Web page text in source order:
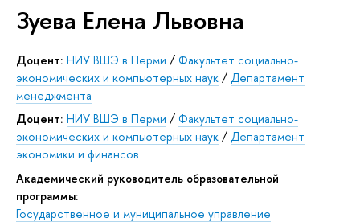
Зуева Елена Львовна
Доцент: НИУ ВШЭ в Перми / Факультет социально-
экономических и компьютерных наук / Департамент
менеджмента
Доцент: НИУ ВШЭ в Перми / Факультет социально-
экономических и компьютерных наук / Департамент
экономики и финансов
Академический руководитель образовательной
программы:
Государственное и муниципальное управление